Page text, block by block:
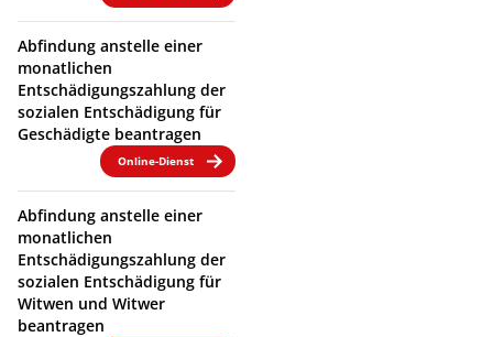
Abfindung anstelle einer
monatlichen
Entschädigungszahlung der
sozialen Entschädigung für
Geschädigte beantragen
Online-Dienst
Abfindung anstelle einer
monatlichen
Entschädigungszahlung der
sozialen Entschädigung für
Witwen und Witwer
beantragen